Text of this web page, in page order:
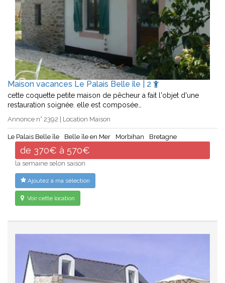
Maison vacances Le Palais Belle île | 2
cette coquette petite maison de pêcheur a fait l'objet d'une
restauration soignée. elle est composée…
Annonce n° 2392 | Location Maison
Le Palais Belle île Belle île en Mer Morbihan Bretagne
de 370€ à 570€
la semaine selon saison
Ajoutez à ma sélection
Voir cette location